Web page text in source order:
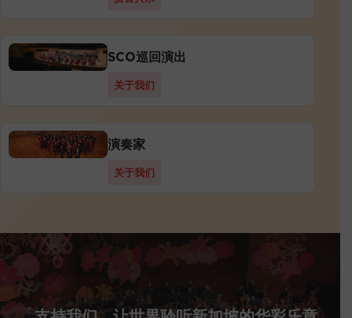
SCO巡回演出
关于我们
演奏家
关于我们